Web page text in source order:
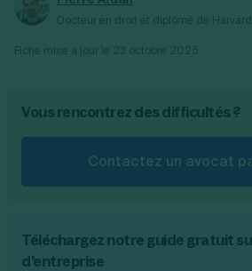
Vous rencontrez des difficultés ?
Contactez un avocat
Téléchargez notre guide gratuit
d'entreprise